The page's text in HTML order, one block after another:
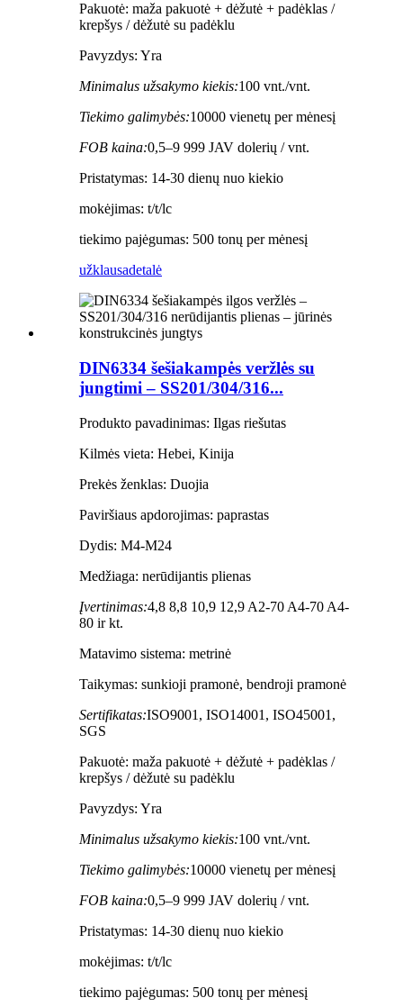
Pakuotė: maža pakuotė + dėžutė + padėklas /
krepšys / dėžutė su padėklu
Pavyzdys: Yra
Minimalus užsakymo kiekis:100 vnt./vnt.
Tiekimo galimybės:10000 vienetų per mėnesį
FOB kaina:0,5–9 999 JAV dolerių / vnt.
Pristatymas: 14-30 dienų nuo kiekio
mokėjimas: t/t/lc
tiekimo pajėgumas: 500 tonų per mėnesį
užklausadetalė
DIN6334 šešiakampės veržlės su
jungtimi – SS201/304/316...
Produkto pavadinimas: Ilgas riešutas
Kilmės vieta: Hebei, Kinija
Prekės ženklas: Duojia
Paviršiaus apdorojimas: paprastas
Dydis: M4-M24
Medžiaga: nerūdijantis plienas
Įvertinimas:4,8 8,8 10,9 12,9 A2-70 A4-70 A4-
80 ir kt.
Matavimo sistema: metrinė
Taikymas: sunkioji pramonė, bendroji pramonė
Sertifikatas:ISO9001, ISO14001, ISO45001,
SGS
Pakuotė: maža pakuotė + dėžutė + padėklas /
krepšys / dėžutė su padėklu
Pavyzdys: Yra
Minimalus užsakymo kiekis:100 vnt./vnt.
Tiekimo galimybės:10000 vienetų per mėnesį
FOB kaina:0,5–9 999 JAV dolerių / vnt.
Pristatymas: 14-30 dienų nuo kiekio
mokėjimas: t/t/lc
tiekimo pajėgumas: 500 tonų per mėnesį